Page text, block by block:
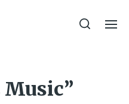
Music”